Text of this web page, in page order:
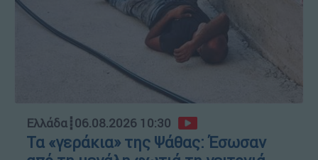
Ελλάδα┋06.08.2026 10:30
Τα «γεράκια» της Ψάθας: Έσωσαν